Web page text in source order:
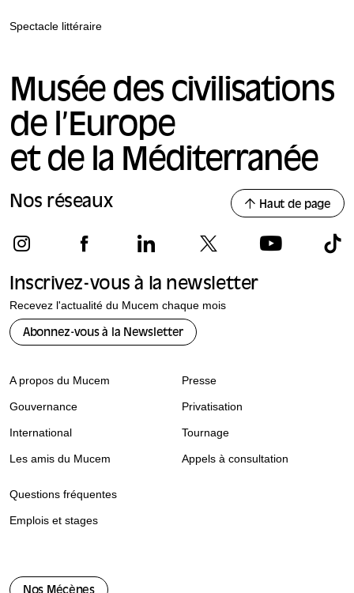
Spectacle littéraire
Musée des civilisations
de l’Europe
et de la Méditerranée
Nos réseaux Haut de page
Inscrivez-vous à la newsletter
Recevez l'actualité du Mucem chaque mois
Abonnez-vous à la Newsletter
A propos du Mucem
Gouvernance
International
Les amis du Mucem
Presse
Privatisation
Tournage
Appels à consultation
Questions fréquentes
Emplois et stages